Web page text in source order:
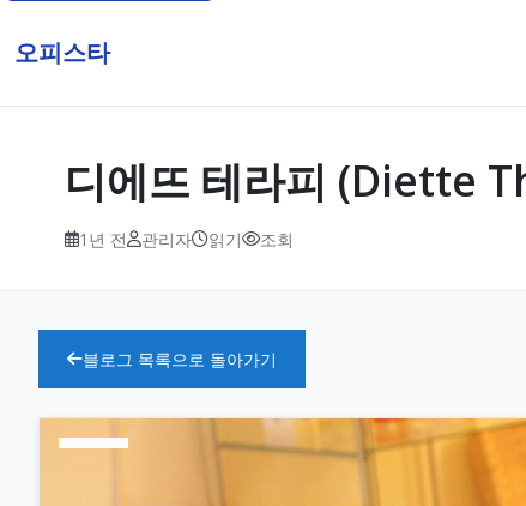
오피스타
디에뜨 테라피 (Diette
1년 전 관리자 읽기 조회
블로그 목록으로 돌아가기